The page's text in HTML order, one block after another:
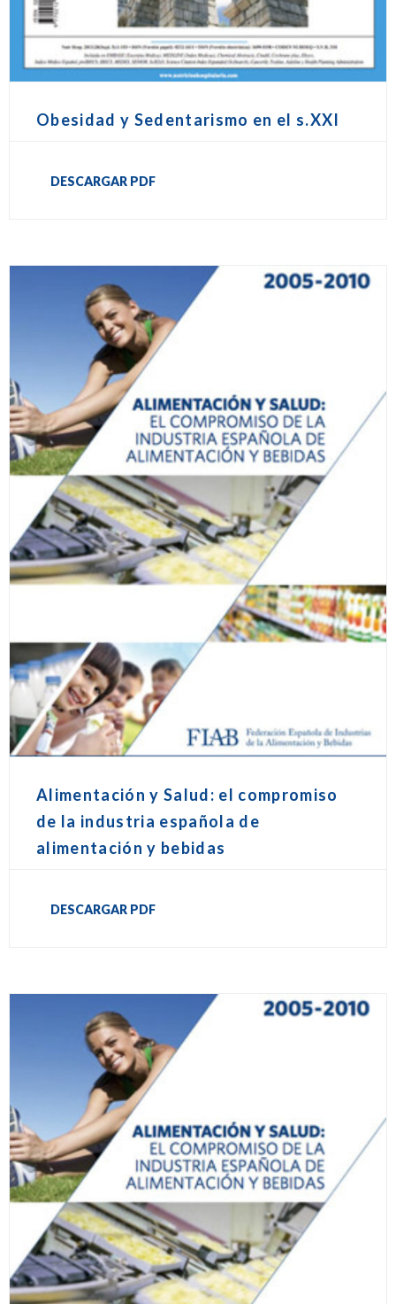
Obesidad y Sedentarismo en el s.XXI
DESCARGAR PDF
Alimentación y Salud: el compromiso
de la industria española de
alimentación y bebidas
DESCARGAR PDF